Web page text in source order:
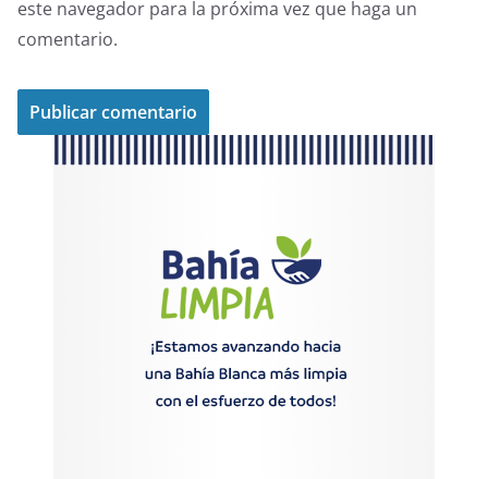
este navegador para la próxima vez que haga un
comentario.